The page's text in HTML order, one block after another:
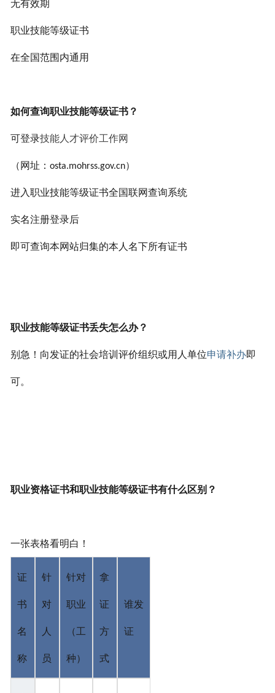
无有效期
职业技能等级证书
在全国范围内通用
如何查询职业技能等级证书？
可登录技能人才评价工作网
（网址： osta.mohrss.gov.cn）
进入职业技能等级证书全国联网查询系统
实名注册登录后
即可查询本网站归集的本人名下所有证书
职业技能等级证书丢失怎么办？
别急！向发证的社会培训评价组织或用人单位申请补办即
可。
职业资格证书和职业技能等级证书有什么区别？
一张表格看明白！
证
书
名
称
针
对
人
员
针对
职业
（工
种）
拿
证
方
式
谁发
证